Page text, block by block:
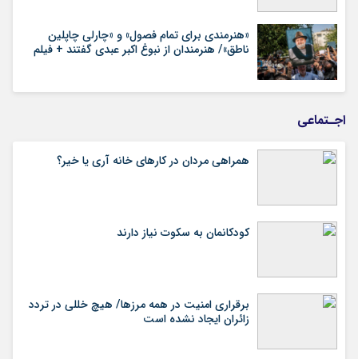
«هنرمندی برای تمام فصول» و «چارلی چاپلین
ناطق»/ هنرمندان از نبوغ اکبر عبدی گفتند + فیلم
اجـتماعی
همراهی مردان در کارهای خانه آری یا خیر؟
کودکانمان به سکوت نیاز دارند
برقراری امنیت در همه مرزها/ هیچ‌ خللی در تردد
زائران ایجاد نشده است